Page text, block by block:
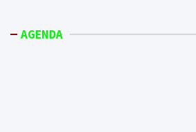
AGENDA